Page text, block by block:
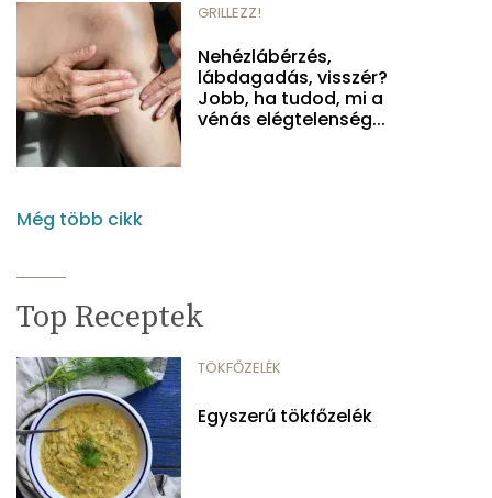
GRILLEZZ!
Nehézlábérzés,
lábdagadás, visszér?
Jobb, ha tudod, mi a
vénás elégtelenség...
Még több cikk
Top Receptek
TÖKFŐZELÉK
Egyszerű tökfőzelék